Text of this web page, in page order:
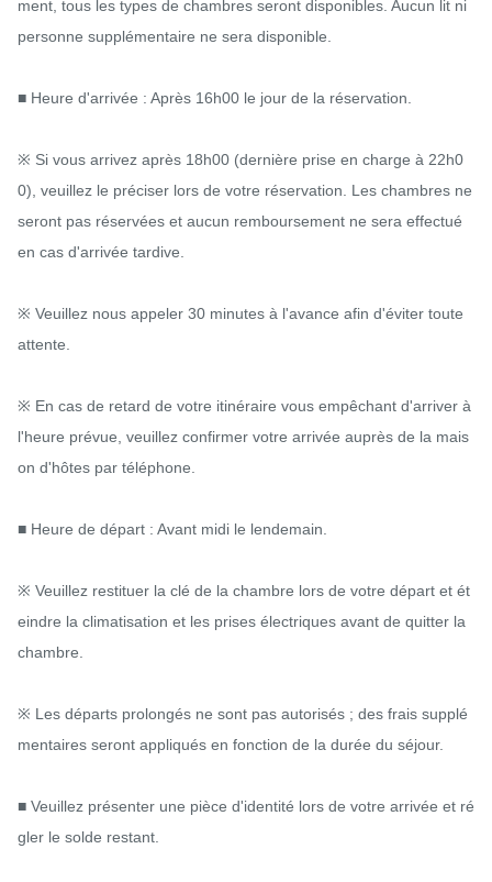
ment, tous les types de chambres seront disponibles. Aucun lit ni
personne supplémentaire ne sera disponible.
■ Heure d'arrivée : Après 16h00 le jour de la réservation.
※ Si vous arrivez après 18h00 (dernière prise en charge à 22h0
0), veuillez le préciser lors de votre réservation. Les chambres ne
seront pas réservées et aucun remboursement ne sera effectué
en cas d'arrivée tardive.
※ Veuillez nous appeler 30 minutes à l'avance afin d'éviter toute
attente.
※ En cas de retard de votre itinéraire vous empêchant d'arriver à
l'heure prévue, veuillez confirmer votre arrivée auprès de la mais
on d'hôtes par téléphone.
■ Heure de départ : Avant midi le lendemain.
※ Veuillez restituer la clé de la chambre lors de votre départ et ét
eindre la climatisation et les prises électriques avant de quitter la
chambre.
※ Les départs prolongés ne sont pas autorisés ; des frais supplé
mentaires seront appliqués en fonction de la durée du séjour.
■ Veuillez présenter une pièce d'identité lors de votre arrivée et ré
gler le solde restant.